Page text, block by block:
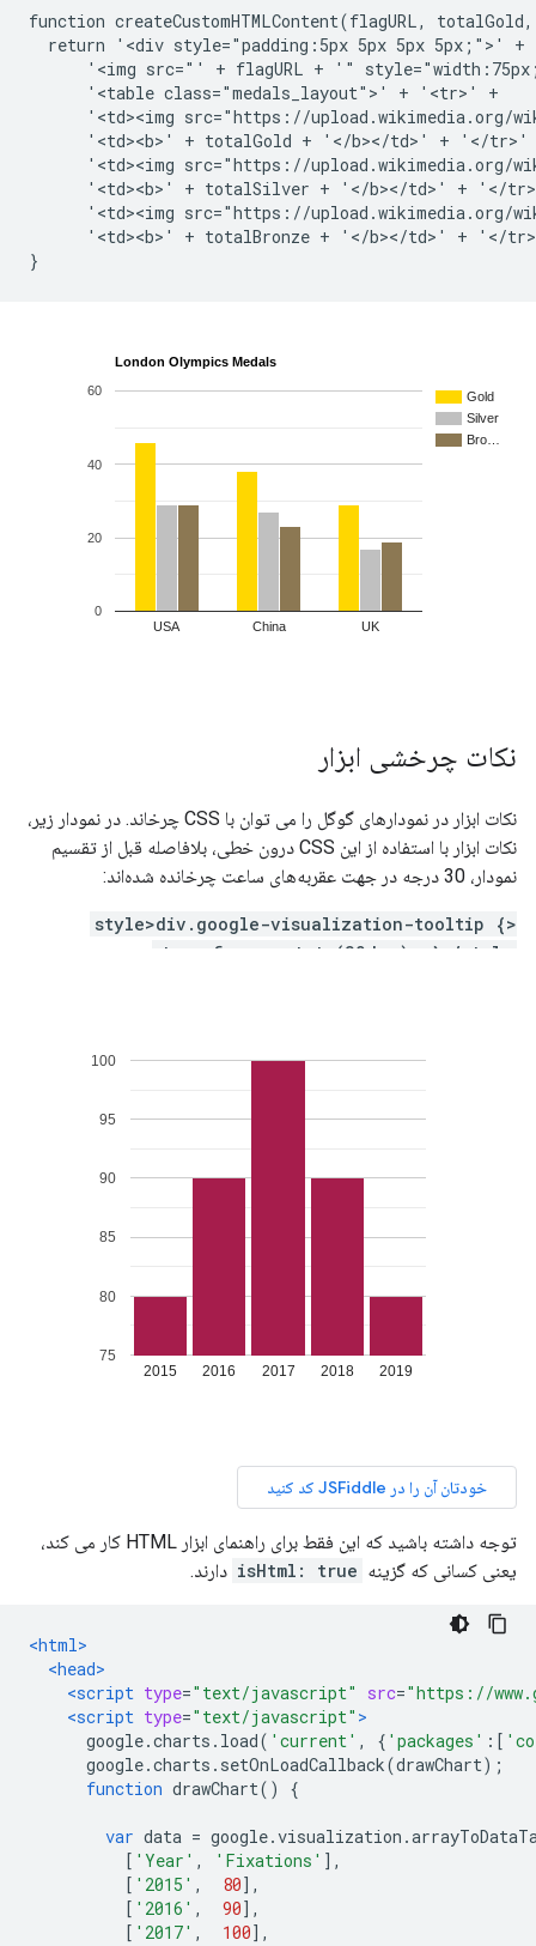
function createCustomHTMLContent(flagURL,
  return '<div style="padding:5px 5px 5px 5px;">' +
'<img src="' + flagURL + '"
      '<table class="medals_layout">' + '<tr>' +
'<td><img src="https://upload.wikimedia.org/
'<td><b>' + totalGold + '</b></td>' + '</
'<td><img src="https://upload.wikimedia.org/
'<td><b>' + totalSilver + '</b></td>' + '</
'<td><img src="https://upload.wikimedia.org/
'<td><b>' + totalBronze + '</b></td>' + '</
نکات چرخشی ابزار
نکات ابزار در نمودارهای گوگل را می توان با CSS چرخاند. در نمودار زیر،
نکات ابزار با استفاده از این CSS درون خطی، بلافاصله قبل از تقسیم
نمودار، 30 درجه در جهت عقربه‌های ساعت چرخانده شده‌اند:
<style>div.google-visualization-tooltip {
transform: rotate(30deg); }</style>
توجه داشته باشید که این فقط برای راهنمای ابزار HTML کار می کند،
یعنی کسانی که گزینه isHtml: true دارند.
<html>
<head>
<script type="text/javascript" src="https://
<script type="text/javascript" >
google.charts . load( 'current' , { 'packages' :[
google.charts . setOnLoadCallback(drawChart);
function drawChart() {
var data = google.visualization .
[ 'Year' , 'Fixations' ],
[ '2015' , 80],
[ '2016' , 90],
[ '2017' , 100],